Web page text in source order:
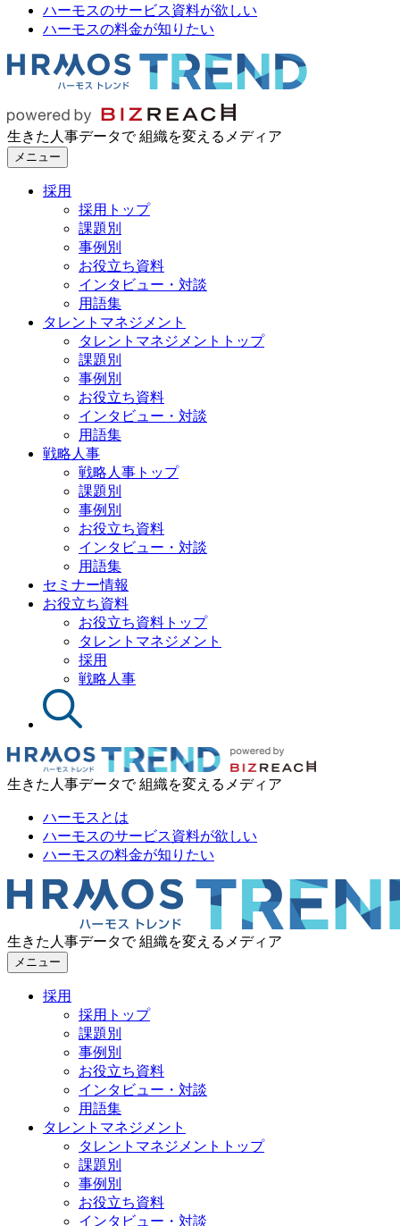
ハーモスのサービス資料が欲しい
ハーモスの料金が知りたい
生きた人事データで 組織を変えるメディア
メニュー
採用
採用トップ
課題別
事例別
お役立ち資料
インタビュー・対談
用語集
タレントマネジメント
タレントマネジメントトップ
課題別
事例別
お役立ち資料
インタビュー・対談
用語集
戦略人事
戦略人事トップ
課題別
事例別
お役立ち資料
インタビュー・対談
用語集
セミナー情報
お役立ち資料
お役立ち資料トップ
タレントマネジメント
採用
戦略人事
生きた人事データで 組織を変えるメディア
ハーモスとは
ハーモスのサービス資料が欲しい
ハーモスの料金が知りたい
生きた人事データで 組織を変えるメディア
メニュー
採用
採用トップ
課題別
事例別
お役立ち資料
インタビュー・対談
用語集
タレントマネジメント
タレントマネジメントトップ
課題別
事例別
お役立ち資料
インタビュー・対談